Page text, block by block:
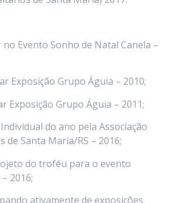
no Evento Sonho de Natal Canela –
Exposição Grupo Águia – 2010;
Exposição Grupo Águia – 2011;
do ano pela Associação
de Santa Maria/RS – 2016;
do troféu para o evento
2016;
ativamente de exposições